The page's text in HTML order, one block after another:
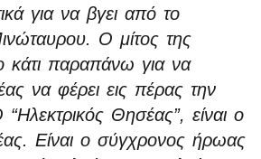
για να βγει από το
Ο μίτος της
κάτι παραπάνω για να
να φέρει εις πέρας την
Θησέας”, είναι ο
Είναι ο σύγχρονος ήρωας